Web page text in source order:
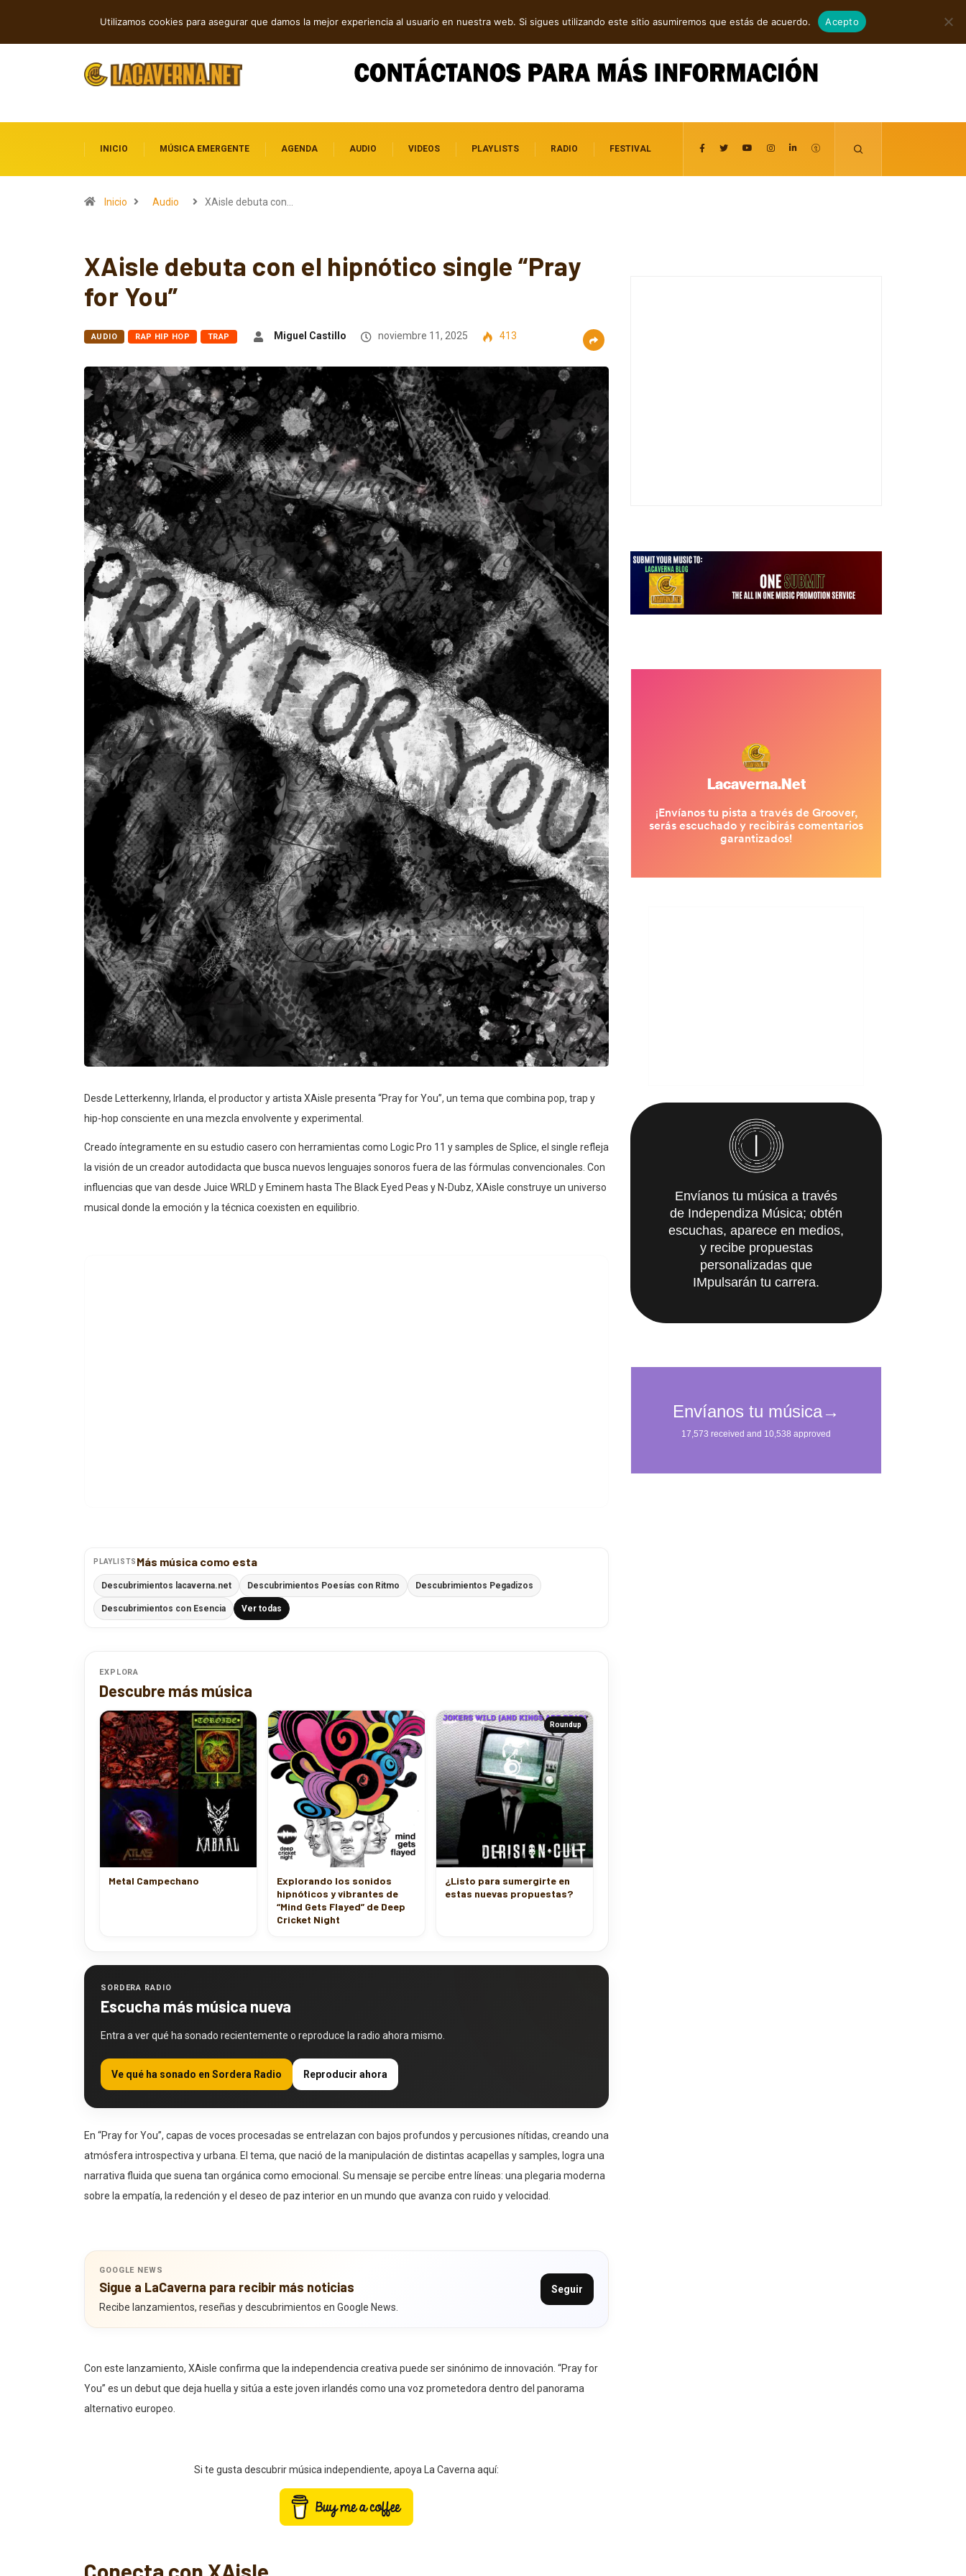
agosto 7, 2026
INICIO MÚSICA EMERGENTE AGENDA AUDIO VIDEOS PLAYLISTS RADIO FESTIVAL
Inicio Audio XAisle debuta con…
XAisle debuta con el hipnótico single “Pray
for You”
AUDIO RAP HIP HOP TRAP Miguel Castillo noviembre 11, 2025 413
Desde Letterkenny, Irlanda, el productor y artista XAisle presenta “Pray for You”, un tema que combina pop, trap y
hip-hop consciente en una mezcla envolvente y experimental.
Creado íntegramente en su estudio casero con herramientas como Logic Pro 11 y samples de Splice, el single refleja
la visión de un creador autodidacta que busca nuevos lenguajes sonoros fuera de las fórmulas convencionales. Con
influencias que van desde Juice WRLD y Eminem hasta The Black Eyed Peas y N-Dubz, XAisle construye un universo
musical donde la emoción y la técnica coexisten en equilibrio.
PLAYLISTS Más música como esta
Descubrimientos lacaverna.net Descubrimientos Poesías con Ritmo Descubrimientos Pegadizos
Descubrimientos con Esencia Ver todas
EXPLORA
Descubre más música
Metal Campechano
Explorando los sonidos
hipnóticos y vibrantes de
“Mind Gets Flayed” de Deep
Cricket Night
Roundup
¿Listo para sumergirte en
estas nuevas propuestas?
SORDERA RADIO
Escucha más música nueva
Entra a ver qué ha sonado recientemente o reproduce la radio ahora mismo.
Ve qué ha sonado en Sordera Radio Reproducir ahora
En “Pray for You”, capas de voces procesadas se entrelazan con bajos profundos y percusiones nítidas, creando una
atmósfera introspectiva y urbana. El tema, que nació de la manipulación de distintas acapellas y samples, logra una
narrativa fluida que suena tan orgánica como emocional. Su mensaje se percibe entre líneas: una plegaria moderna
sobre la empatía, la redención y el deseo de paz interior en un mundo que avanza con ruido y velocidad.
GOOGLE NEWS
Sigue a LaCaverna para recibir más noticias
Recibe lanzamientos, reseñas y descubrimientos en Google News.
Seguir
Con este lanzamiento, XAisle confirma que la independencia creativa puede ser sinónimo de innovación. “Pray for
You” es un debut que deja huella y sitúa a este joven irlandés como una voz prometedora dentro del panorama
alternativo europeo.
Si te gusta descubrir música independiente, apoya La Caverna aquí:
Envíanos tu música a través
de Independiza Música; obtén
escuchas, aparece en medios,
y recibe propuestas
personalizadas que
IMpulsarán tu carrera.
Utilizamos cookies para asegurar que damos la mejor experiencia al usuario en nuestra web. Si sigues utilizando este sitio asumiremos que estás de acuerdo. Acepto